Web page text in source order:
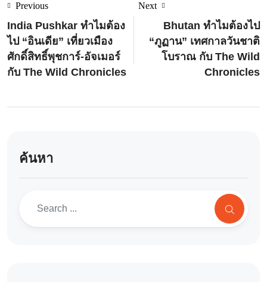
Previous
India Pushkar ทำไมต้อง
ไป “อินเดีย” เที่ยวเมือง
ศักดิ์สิทธิ์พุชการ์-อัจเมอร์
กับ The Wild Chronicles
Next
Bhutan ทำไมต้องไป
“ภูฏาน” เทศกาลวันชาติ
โบราณ กับ The Wild
Chronicles
ค้นหา